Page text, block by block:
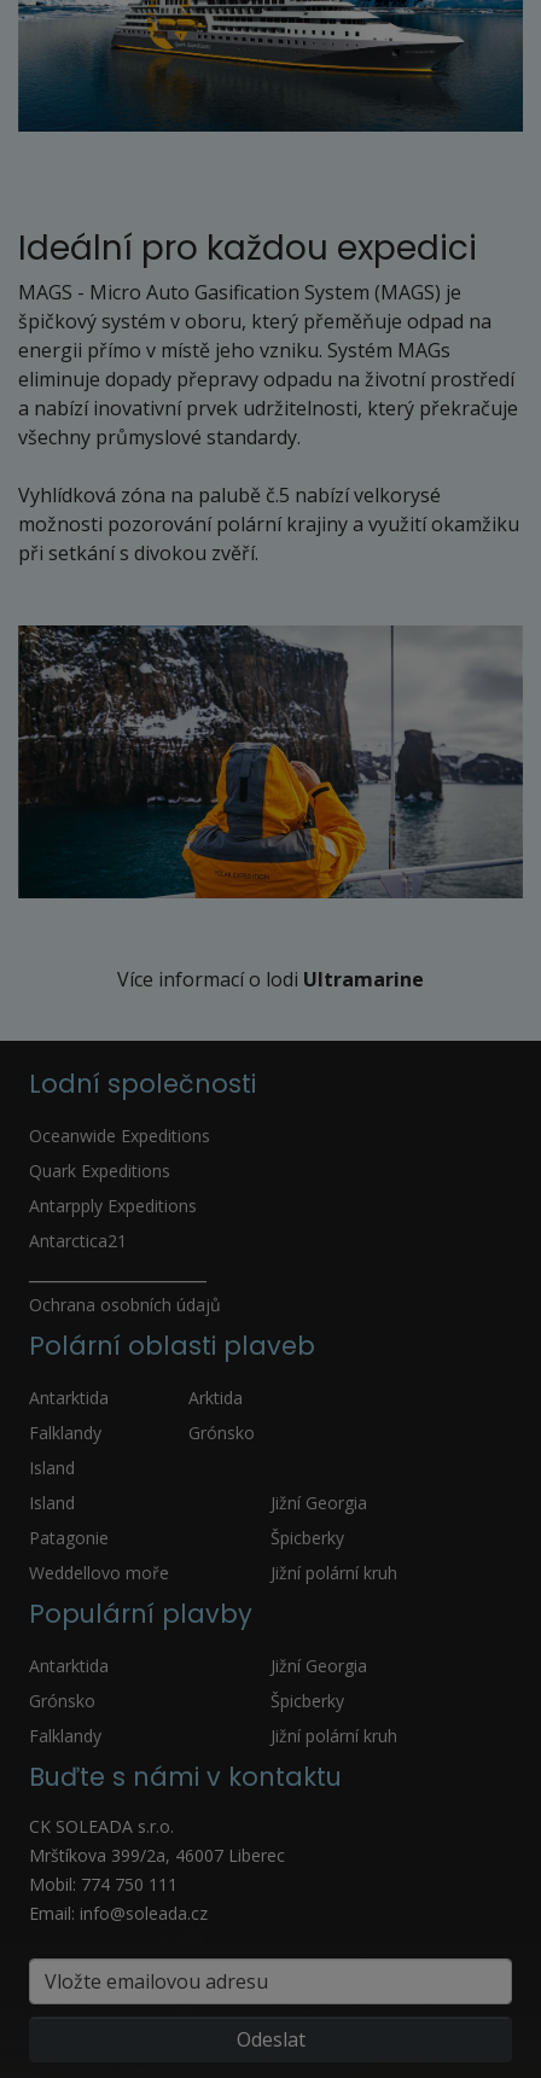
Ideální pro každou expedici
MAGS - Micro Auto Gasification System (MAGS) je
špičkový systém v oboru, který přeměňuje odpad na
energii přímo v místě jeho vzniku. Systém MAGs
eliminuje dopady přepravy odpadu na životní prostředí
a nabízí inovativní prvek udržitelnosti, který překračuje
všechny průmyslové standardy.
Vyhlídková zóna na palubě č.5 nabízí velkorysé
možnosti pozorování polární krajiny a využití okamžiku
při setkání s divokou zvěří.
Více informací o lodi Ultramarine
Lodní společnosti
Oceanwide Expeditions
Quark Expeditions
Antarpply Expeditions
Antarctica21
Ochrana osobních údajů
Polární oblasti plaveb
Antarktida
Arktida
Falklandy
Grónsko
Island
Island
Jižní Georgia
Patagonie
Špicberky
Weddellovo moře
Jižní polární kruh
Populární plavby
Antarktida
Jižní Georgia
Grónsko
Špicberky
Falklandy
Jižní polární kruh
Buďte s námi v kontaktu
CK SOLEADA s.r.o.
Mrštíkova 399/2a, 46007 Liberec
Mobil: 774 750 111
Email: info@soleada.cz